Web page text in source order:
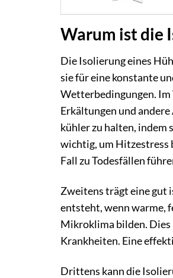
Warum ist die
Die Isolierung eines
sie für eine konstante
Wetterbedingungen.
Erkältungen und
kühler zu halten, indem
wichtig, um Hitzestress
Fall zu Todesfällen
Zweitens trägt eine gut
entsteht, wenn warme,
Mikroklima bilden. Dies
Krankheiten. Eine
Drittens kann die